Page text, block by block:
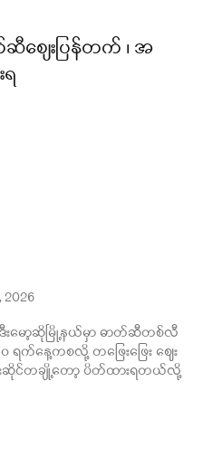
စျေးပြန်တက် ၊ အ
2026
းမော့ဆိုမြို့နယ်မှာ ဓာတ်ဆီတစ်လီ
က်နေ့ကစလို့ တဖြေးဖြေး ဈေး
ဆိုင်တချို့တော့ ပိတ်ထားရတယ်လို့